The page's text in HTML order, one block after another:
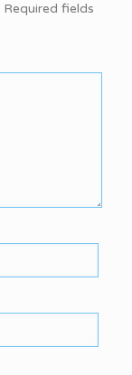
Required fields